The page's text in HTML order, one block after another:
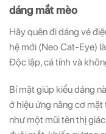
dáng mắt mèo
Hãy quên đi dáng vẻ
hệ mới (Neo Cat-Eye)
Độc lập, cá tính và
Bí mật giúp kiểu dáng
ở hiệu ứng nâng cơ
như một mũi tên thị